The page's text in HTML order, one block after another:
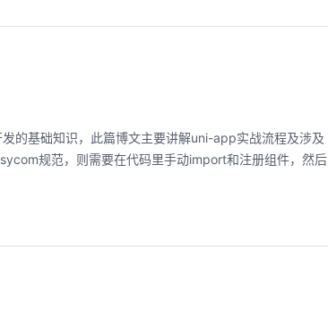
的基础知识，此篇博文主要讲解uni-app实战流程及涉及
规范，则需要在代码里手动import和注册组件，然后